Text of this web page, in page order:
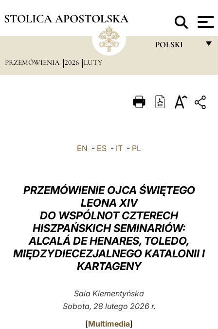
STOLICA APOSTOLSKA
POLSKI
ITALIANO
العربيّة
中文
LATINE
PRZEMÓWIENIA 2026 LUTY
EN - ES - IT - PL
PRZEMÓWIENIE OJCA ŚWIĘTEGO
LEONA XIV
DO WSPÓLNOT CZTERECH
HISZPAŃSKICH SEMINARIÓW:
ALCALÁ DE HENARES, TOLEDO,
MIĘDZYDIECEZJALNEGO KATALONII I
KARTAGENY
Sala Klementyńska
Sobota, 28 lutego 2026 r.
[Multimedia]